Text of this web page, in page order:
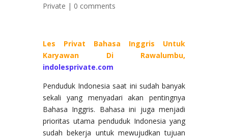
Private | 0 comments
Les Privat Bahasa Inggris Untuk
Karyawan Di Rawalumbu,
indolesprivate.com
Penduduk Indonesia saat ini sudah banyak
sekali yang menyadari akan pentingnya
Bahasa Inggris. Bahasa ini juga menjadi
prioritas utama penduduk Indonesia yang
sudah bekerja untuk mewujudkan tujuan